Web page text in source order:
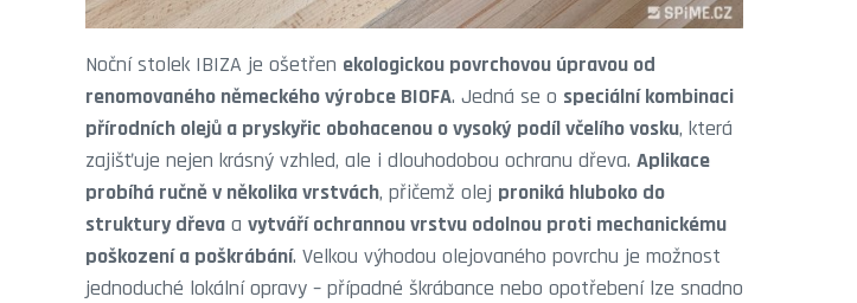
Noční stolek IBIZA je ošetřen ekologickou povrchovou úpravou od
renomovaného německého výrobce BIOFA. Jedná se o speciální kombinaci
přírodních olejů a pryskyřic obohacenou o vysoký podíl včelího vosku, která
zajišťuje nejen krásný vzhled, ale i dlouhodobou ochranu dřeva. Aplikace
probíhá ručně v několika vrstvách, přičemž olej proniká hluboko do
struktury dřeva a vytváří ochrannou vrstvu odolnou proti mechanickému
poškození a poškrábání. Velkou výhodou olejovaného povrchu je možnost
jednoduché lokální opravy – případné škrábance nebo opotřebení lze snadno